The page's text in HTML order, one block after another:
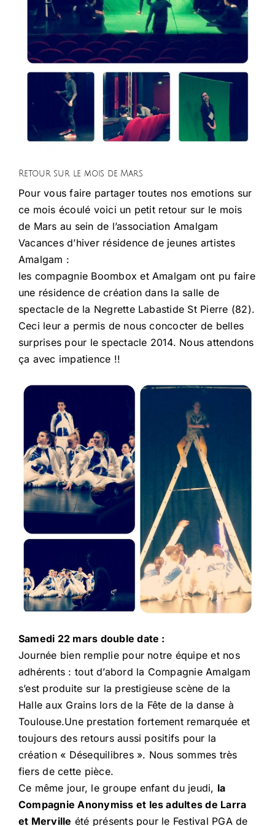
Nos pôles d’activité
Infos pratiques
Contact
Retour sur le mois de Mars
Pour vous faire partager toutes nos emotions sur
ce mois écoulé voici un petit retour sur le mois
de Mars au sein de l’association Amalgam
Vacances d’hiver résidence de jeunes artistes
Amalgam :
les compagnie Boombox et Amalgam ont pu faire
une résidence de création dans la salle de
spectacle de la Negrette Labastide St Pierre (82).
Ceci leur a permis de nous concocter de belles
surprises pour le spectacle 2014. Nous attendons
ça avec impatience !!
Samedi 22 mars double date :
Journée bien remplie pour notre équipe et nos
adhérents : tout d’abord la Compagnie Amalgam
s’est produite sur la prestigieuse scène de la
Halle aux Grains lors de la Fête de la danse à
Toulouse.Une prestation fortement remarquée et
toujours des retours aussi positifs pour la
création « Désequilibres ». Nous sommes très
fiers de cette pièce.
Ce même jour, le groupe enfant du jeudi, la
Compagnie Anonymiss et les adultes de Larra
et Merville été présents pour le Festival PGA de